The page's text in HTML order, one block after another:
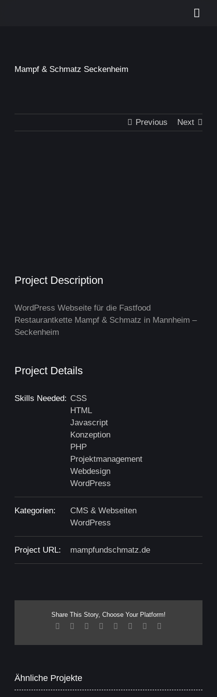
Leistungen
Mampf & Schmatz Seckenheim
Previous Next
Project Description
WordPress Webseite für die Fastfood
Restaurantkette Mampf & Schmatz in Mannheim –
Seckenheim
Project Details
Skills Needed: CSS
HTML
Javascript
Konzeption
PHP
Projektmanagement
Webdesign
WordPress
Kategorien:
CMS & Webseiten
WordPress
Project URL: mampfundschmatz.de
Share This Story, Choose Your Platform!
Facebook Reddit LinkedIn
TumblrPinterest
Ähnliche Projekte